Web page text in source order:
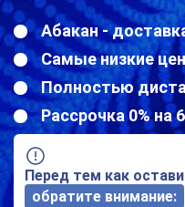
Абакан -
Самые низкие
Полностью
Рассрочка 0% на
Перед тем как
обратите внимание: